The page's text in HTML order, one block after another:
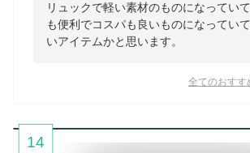
リュックで軽い素材のものになってい
も便利でコスパも良いものになってい
いアイテムかと思います。
全てのおすす
14